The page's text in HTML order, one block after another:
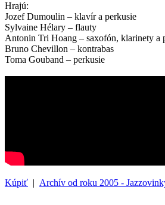
Hrajú:
Jozef Dumoulin – klavír a perkusie
Sylvaine Hélary – flauty
Antonin Tri Hoang – saxofón, klarinety a
Bruno Chevillon – kontrabas
Toma Gouband – perkusie
Kúpiť | Archív od roku 2005 -